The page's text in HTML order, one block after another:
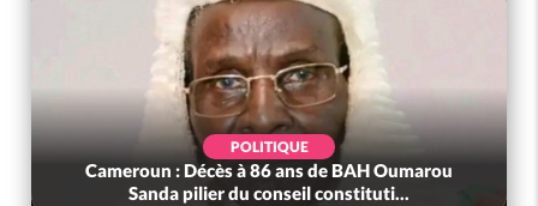
POLITIQUE
Cameroun : Décès à 86 ans de BAH Oumarou
Sanda pilier du conseil constituti...